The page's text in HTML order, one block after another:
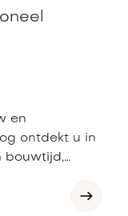
en
ontdekt u in
bouwtijd,
die bij ú